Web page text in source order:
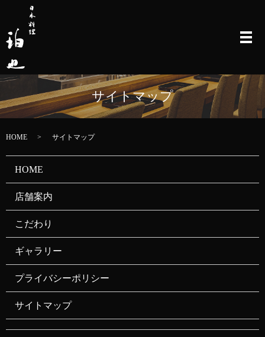
メ
サイトマップ
HOME サイトマップ
HOME
店舗案内
こだわり
ギャラリー
プライバシーポリシー
サイトマップ